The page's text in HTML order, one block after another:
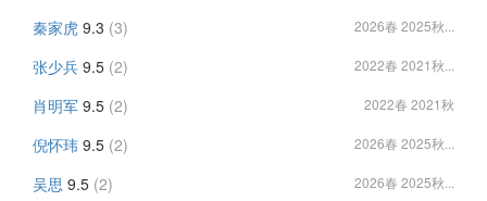
秦家虎 9.3 (3) 2026春 2025秋...
张少兵 9.5 (2) 2022春 2021秋...
肖明军 9.5 (2) 2022春 2021秋
倪怀玮 9.5 (2) 2026春 2025秋...
吴思 9.5 (2) 2026春 2025秋...